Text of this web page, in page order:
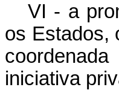
VI - a
os Estados,
iniciativa